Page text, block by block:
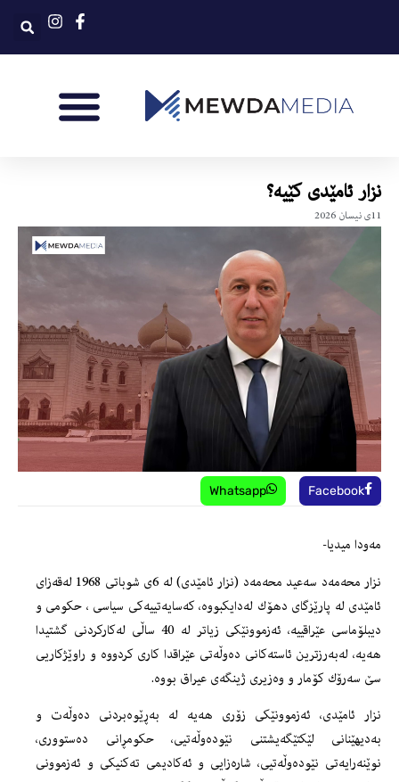
نزار ئامێدی کێیە؟
11ی نیسان 2026
Facebook
Whatsapp
مەودا میدیا-
نزار محەمەد سەعید محەمەد (نزار ئامێدی) لە 6ی شوباتی 1968 لەقەزای
ئامێدی لە پارێزگای دهۆك لەدایكبووە، كەسایەتییەكی سیاسی ، حكومی و
دیبلۆماسی عێراقییە، ئەزموونێكی زیاتر لە 40 ساڵی لەكاركردنی گشتیدا
هەیە، لەبەرزترین ئاستەكانی دەوڵەتی عێراقدا كاری كردووە و راوێژكاریی
سێ سەرۆك كۆمار و وەزیری ژینگەی عیراق بووە.
نزار ئامێدی، ئەزموونێکی زۆری ھەیە لە بەڕێوەبردنی دەوڵەت و
بەدیهێنانی لێكتێگەیشتنی نێودەوڵەتیی، حکومڕانی دەستووری،
نوێنەرایەتی نێودەوڵەتیی، شارەزایی و ئەکادیمی تەکنیکی و ئەزموونی